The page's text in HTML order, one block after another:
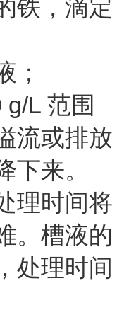
铁，滴定
；
L 范围
流或排放
下来。
理时间将
。槽液的
处理时间